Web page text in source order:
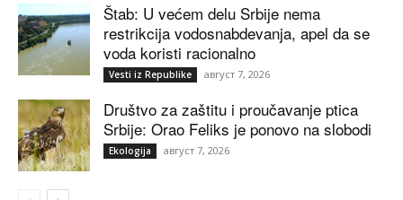
Štab: U većem delu Srbije nema
restrikcija vodosnabdevanja, apel da se
voda koristi racionalno
Vesti iz Republike август 7, 2026
Društvo za zaštitu i proučavanje ptica
Srbije: Orao Feliks je ponovo na slobodi
Ekologija август 7, 2026